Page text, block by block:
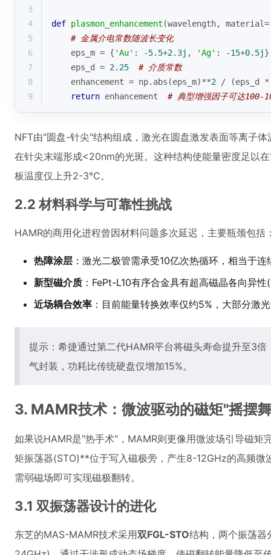
3
4
def plasmon_enhancement (wavelength, material=
5
# 金属介电常数随波长变化
6
    eps_m = {
'Au' : -5.5+2.3j , 'Ag' : -15+0.5j
7
    eps_d =
2.25
# 介质常数
8
    enhancement = np.
abs (eps_m)**2 / (eps_d *
9
return enhancement # 典型增强因子可达100-
NFT由"圆盘-针尖"结构组成，激光在圆盘激发表面等离子
在针尖末端形成<20nm的光斑。这种结构使能量密度足以
板温度仅上升2-3°C。
2.2 材料科学与可靠性挑战
HAMR的商用化进程曾因材料问题多次延迟，主要瓶颈包括
热障涂层 ：激光二极管需承受10亿次热循环，相当于
新型磁介质 ：FePt-L10有序合金具有超高磁晶各向异
近场耦合效率 ：目前能量转换效率仅约5%，大部分激
提示：希捷通过第二代HAMR平台将磁头寿命提升至3
气封装，功耗比传统硬盘仅增加15%。
3. MAMR技术：微波驱动的磁矩"摇摆
如果说HAMR是"热手术"，MAMR则更像用微波场引导磁
矩振荡器(STO)**位于写入磁极旁，产生8-12GHz的高频微
需弱磁场即可实现磁极翻转。
3.1 双振荡器设计的进化
东芝的MAS-MAMR技术采用双FGL-STO结构，两个振荡器